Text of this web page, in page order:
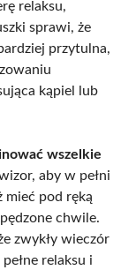
relaksu,
sprawi, że
przytulna,
kąpiel lub
wszelkie
aby w pełni
mieć pod ręką
chwile.
zwykły wieczór
pełne relaksu i